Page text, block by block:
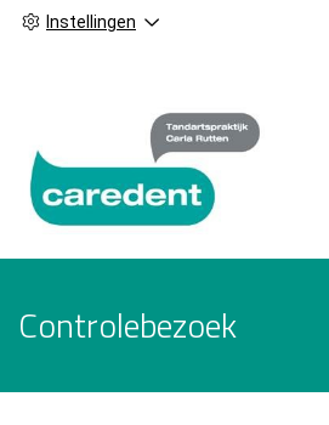
Instellingen
Controlebezoek